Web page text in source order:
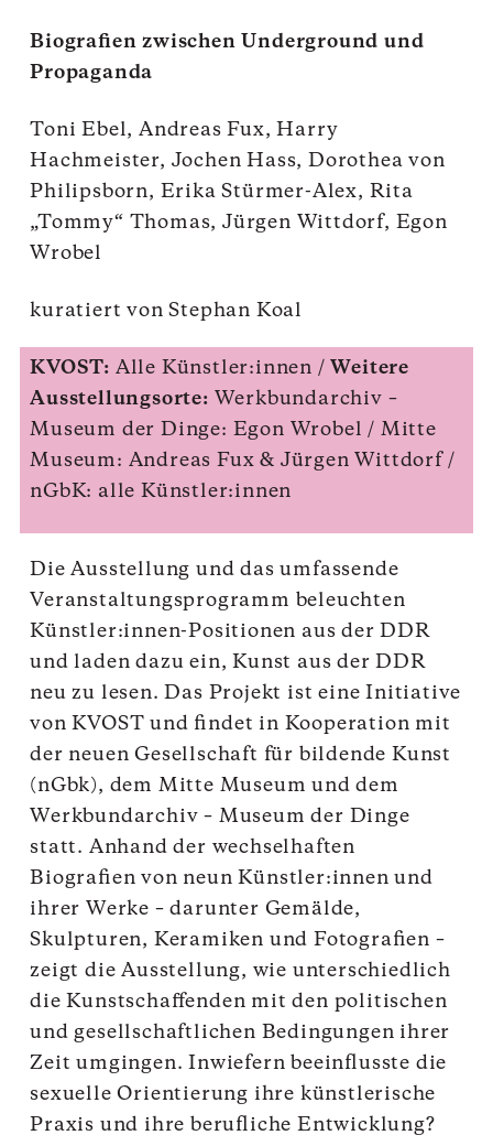
Biografien zwischen Underground und
Propaganda
Toni Ebel, Andreas Fux, Harry
Hachmeister, Jochen Hass, Dorothea von
Philipsborn, Erika Stürmer-Alex, Rita
„Tommy“ Thomas, Jürgen Wittdorf, Egon
Wrobel
kuratiert von Stephan Koal
KVOST: Alle Künstler:innen / Weitere
Ausstellungsorte: Werkbundarchiv –
Museum der Dinge: Egon Wrobel / Mitte
Museum: Andreas Fux & Jürgen Wittdorf /
nGbK: alle Künstler:innen
Die Ausstellung und das umfassende
Veranstaltungsprogramm beleuchten
Künstler:innen-Positionen aus der DDR
und laden dazu ein, Kunst aus der DDR
neu zu lesen. Das Projekt ist eine Initiative
von KVOST und findet in Kooperation mit
der neuen Gesellschaft für bildende Kunst
(nGbk), dem Mitte Museum und dem
Werkbundarchiv – Museum der Dinge
statt. Anhand der wechselhaften
Biografien von neun Künstler:innen und
ihrer Werke – darunter Gemälde,
Skulpturen, Keramiken und Fotografien –
zeigt die Ausstellung, wie unterschiedlich
die Kunstschaffenden mit den politischen
und gesellschaftlichen Bedingungen ihrer
Zeit umgingen. Inwiefern beeinflusste die
sexuelle Orientierung ihre künstlerische
Praxis und ihre berufliche Entwicklung?